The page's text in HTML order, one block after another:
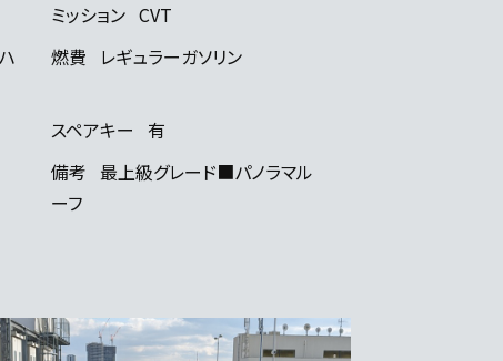
ミッション CVT
燃費 レギュラーガソリン
スペアキー
有
備考 最上級グレード■パノラマル
ーフ